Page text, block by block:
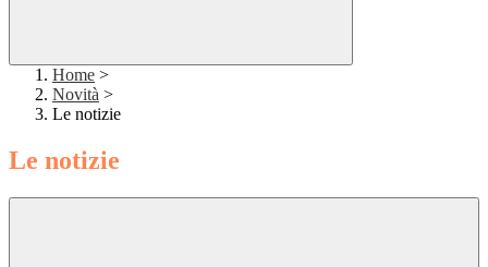
Home >
Novità >
Le notizie
Le notizie